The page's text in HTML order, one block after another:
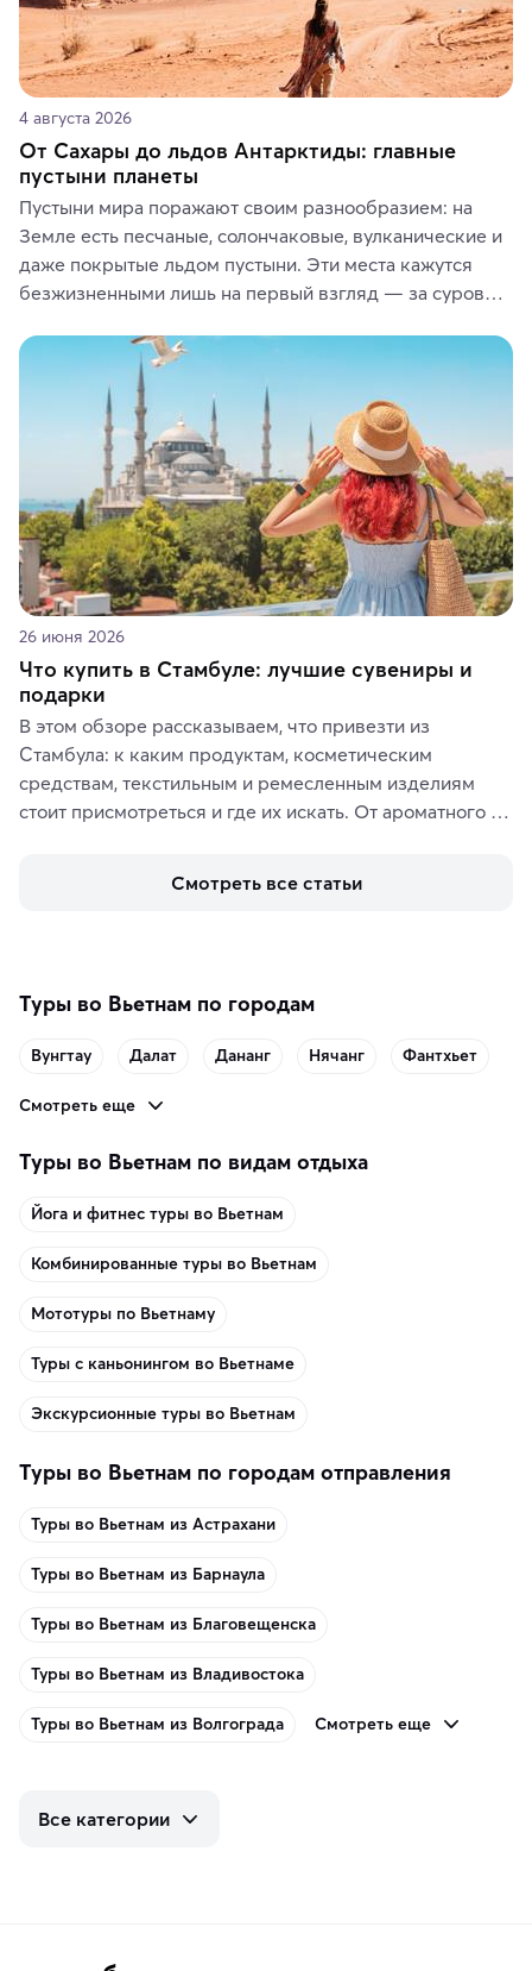
4 августа 2026
От Сахары до льдов Антарктиды: главные
пустыни планеты
Пустыни мира поражают своим разнообразием: на
Земле есть песчаные, солончаковые, вулканические и
даже покрытые льдом пустыни. Эти места кажутся
безжизненными лишь на первый взгляд — за суровой
животные и маршруты, которые дарят одни из самых
ярких впечатлений от путешествий.
26 июня 2026
Что купить в Стамбуле: лучшие сувениры и
подарки
В этом обзоре рассказываем, что привезти из
Стамбула: к каким продуктам, косметическим
средствам, текстильным и ремесленным изделиям
стоит присмотреться и где их искать. От ароматного
аутентичных лавках — в подарок близким или себе на
Смотреть все статьи
Туры во Вьетнам по городам
Вунгтау Далат Дананг Нячанг Фантхьет
Смотреть еще
Туры во Вьетнам по видам отдыха
Йога и фитнес туры во Вьетнам
Комбинированные туры во Вьетнам
Мототуры по Вьетнаму
Туры с каньонингом во Вьетнаме
Экскурсионные туры во Вьетнам
Туры во Вьетнам по городам отправления
Туры во Вьетнам из Астрахани
Туры во Вьетнам из Барнаула
Туры во Вьетнам из Благовещенска
Туры во Вьетнам из Владивостока
Туры во Вьетнам из Волгограда Смотреть еще
Все категории